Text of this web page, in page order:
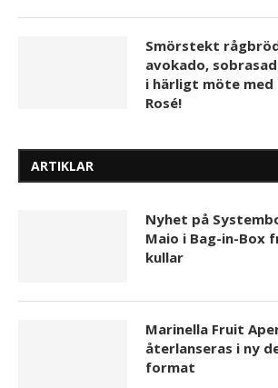
Smörstekt
avokado,
i härligt möte med
Rosé!
ARTIKLAR
Nyhet på
Maio i Bag-in-Box
kullar
Marinella Fruit
återlanseras i ny
format